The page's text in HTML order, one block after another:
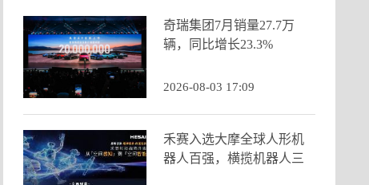
奇瑞集团7月销量27.7万
辆，同比增长23.3%
2026-08-03 17:09
禾赛入选大摩全球人形机
器人百强，横揽机器人三